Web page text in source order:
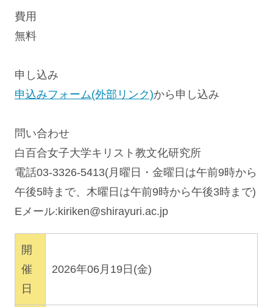
費用
無料
申し込み
申込みフォーム(外部リンク)から申し込み
問い合わせ
白百合女子大学キリスト教文化研究所
電話03-3326-5413(月曜日・金曜日は午前9時から
午後5時まで、木曜日は午前9時から午後3時まで)
Eメール:kiriken@shirayuri.ac.jp
開
催
日
2026年06月19日(金)